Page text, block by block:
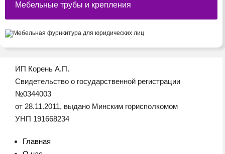
Мебельные трубы и крепления
ИП Корень А.П.
Свидетельство о государственной регистрации
№0344003
от 28.11.2011, выдано Минским горисполкомом
УНП 191668234
Главная